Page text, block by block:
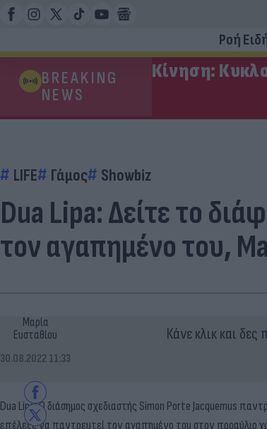
Ροή
BREAKING
NEWS
Κίνηση:
LIFE Γάμος Showbiz
Dua Lipa: Δείτε το
τον αγαπημένο του,
Μαρία
Ευσταθίου
30.08.2022 11:33
Κάνε κλικ και δες
Dua Lipa: Ο διάσημος σχεδιαστής Simon Porte Jacquemus
επέλεξε να παντρευτεί τον αγαπημένο του στον προαύλιο